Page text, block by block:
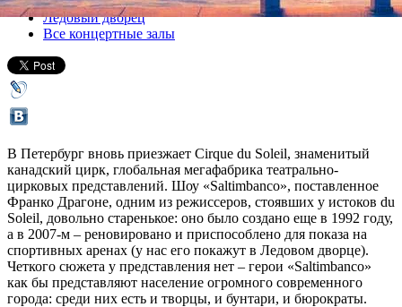
Ледовый дворец
Все концертные залы
В Петербург вновь приезжает Cirque du Soleil, знаменитый
канадский цирк, глобальная мегафабрика театрально-
цирковых представлений. Шоу «Saltimbanco», поставленное
Франко Драгоне, одним из режиссеров, стоявших у истоков du
Soleil, довольно старенькое: оно было создано еще в 1992 году,
а в 2007-м – реновировано и приспособлено для показа на
спортивных аренах (у нас его покажут в Ледовом дворце).
Четкого сюжета у представления нет – герои «Saltimbanco»
как бы представляют население огромного современного
города: среди них есть и творцы, и бунтари, и бюрократы.